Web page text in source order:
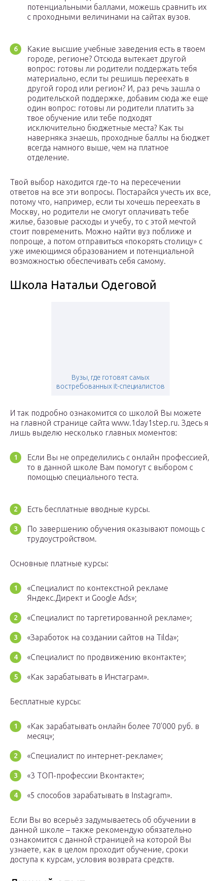
потенциальными баллами, можешь сравнить их
с проходными величинами на сайтах вузов.
Какие высшие учебные заведения есть в твоем
городе, регионе? Отсюда вытекает другой
вопрос: готовы ли родители поддержать тебя
материально, если ты решишь переехать в
другой город или регион? И, раз речь зашла о
родительской поддержке, добавим сюда же еще
один вопрос: готовы ли родители платить за
твое обучение или тебе подходят
исключительно бюджетные места? Как ты
наверняка знаешь, проходные баллы на бюджет
всегда намного выше, чем на платное
отделение.
Твой выбор находится где-то на пересечении
ответов на все эти вопросы. Постарайся учесть их все,
потому что, например, если ты хочешь переехать в
Москву, но родители не смогут оплачивать тебе
жилье, базовые расходы и учебу, то с этой мечтой
стоит повременить. Можно найти вуз поближе и
попроще, а потом отправиться «покорять столицу» с
уже имеющимся образованием и потенциальной
возможностью обеспечивать себя самому.
Школа Натальи Одеговой
Вузы, где готовят самых
востребованных it-специалистов
И так подробно ознакомится со школой Вы можете
на главной странице сайта www.1day1step.ru. Здесь я
лишь выделю несколько главных моментов:
Если Вы не определились с онлайн профессией,
то в данной школе Вам помогут с выбором с
помощью специального теста.
Есть бесплатные вводные курсы.
По завершению обучения оказывают помощь с
трудоустройством.
Основные платные курсы:
«Специалист по контекстной рекламе
Яндекс.Директ и Google Ads»;
«Специалист по таргетированной рекламе»;
«Заработок на создании сайтов на Tilda»;
«Специалист по продвижению вконтакте»;
«Как зарабатывать в Инстаграм».
Бесплатные курсы:
«Как зарабатывать онлайн более 70’000 руб. в
месяц»;
«Специалист по интернет-рекламе»;
«3 ТОП-профессии Вконтакте»;
«5 способов зарабатывать в Instagram».
Если Вы во всерьёз задумываетесь об обучении в
данной школе – также рекомендую обязательно
ознакомится с данной страницей на которой Вы
узнаете, как в целом проходит обучение, сроки
доступа к курсам, условия возврата средств.